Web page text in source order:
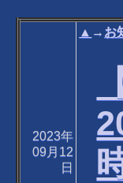
2023年
09月12
日
▲ → お